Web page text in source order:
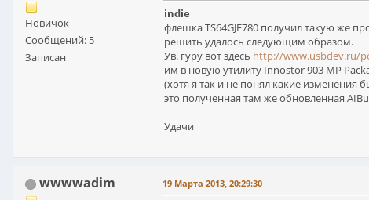
Новичок
Сообщений: 5
Записан
indie
флешка TS64GJF780 получил такую же
решить удалось следующим образом.
Ув. гуру вот здесь http://www.usbdev.ru/
им в новую утилиту Innostor 903 MP
(хотя я так и не понял какие изменения
это полученная там же обновленная
Удачи
wwwwadim 19 Марта 2013, 20:29:30